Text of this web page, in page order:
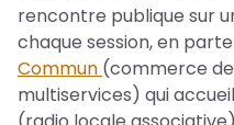
rencontre publique sur
chaque session, en
Commun (commerce
multiservices) qui